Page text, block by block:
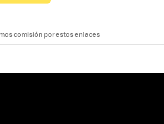
comisión por estos enlaces